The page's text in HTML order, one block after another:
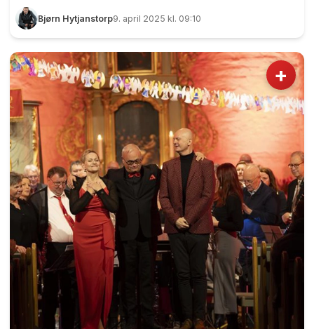
sted å parkere, men finner til slutt en ledig plass.
Endelig en konsert i kirken som trekke folk,
forresten bare mangle med selveste Arve
Henriksen på plakaten, 57-åringen fra Stryn som
i mange år bodde i Eidsvoll. " Hvis noen kan
synge i denne kveld " - Søndag holdt Helge
Lien, Benedicte Torget og Arve Henriksen
konsert i Eidsvoll kirke. F...
Bjørn Hytjanstorp9. april 2025 kl. 09:10
+